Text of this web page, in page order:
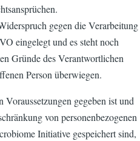
gegen die Verarbeitung
eingelegt und es steht noch
Gründe des Verantwortlichen
Person überwiegen.
Voraussetzungen gegeben ist und
von personenbezogenen
Initiative gespeichert sind,